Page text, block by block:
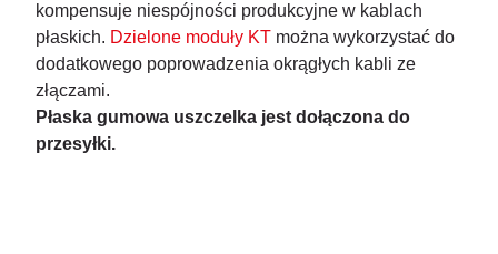
kompensuje niespójności produkcyjne w kablach
płaskich. Dzielone moduły KT można wykorzystać do
dodatkowego poprowadzenia okrągłych kabli ze
złączami.
Płaska gumowa uszczelka jest dołączona do
przesyłki.